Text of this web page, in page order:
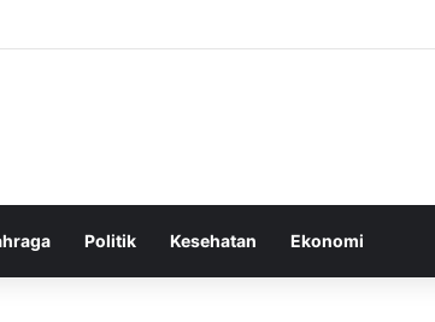
Politik Kesehatan Ekonomi